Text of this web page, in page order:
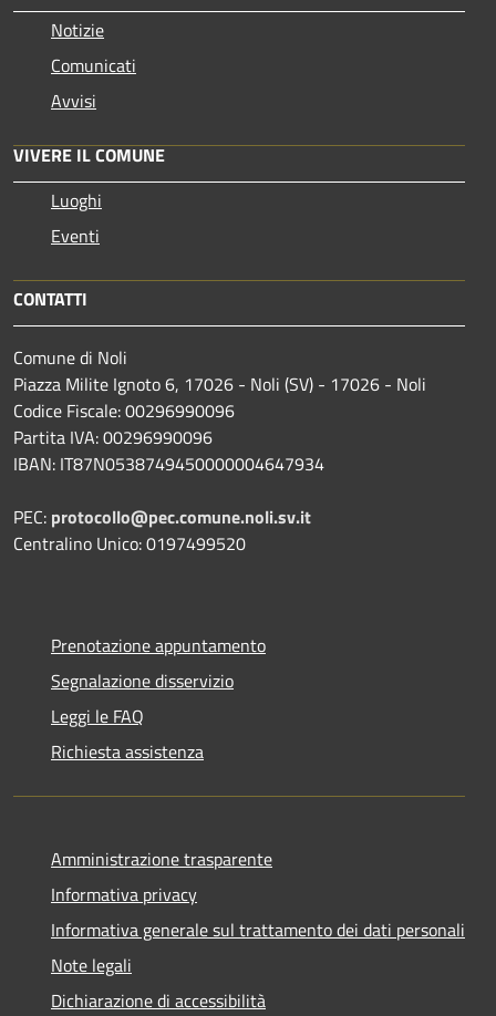
Notizie
Comunicati
Avvisi
VIVERE IL COMUNE
Luoghi
Eventi
CONTATTI
Comune di Noli
Piazza Milite Ignoto 6, 17026 - Noli (SV) - 17026 - Noli
Codice Fiscale: 00296990096
Partita IVA: 00296990096
IBAN: IT87N0538749450000004647934
PEC: protocollo@pec.comune.noli.sv.it
Centralino Unico: 0197499520
Prenotazione appuntamento
Segnalazione disservizio
Leggi le FAQ
Richiesta assistenza
Amministrazione trasparente
Informativa privacy
Informativa generale sul trattamento dei dati personali
Note legali
Dichiarazione di accessibilità